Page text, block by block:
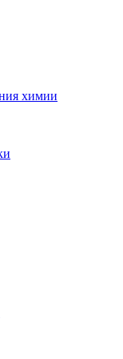
химии